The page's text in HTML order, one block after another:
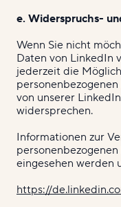
e. Widerspruchs-
Wenn Sie nicht
Daten von LinkedIn
jederzeit die
von unserer
widersprechen.
Informationen zur
eingesehen werden
https://